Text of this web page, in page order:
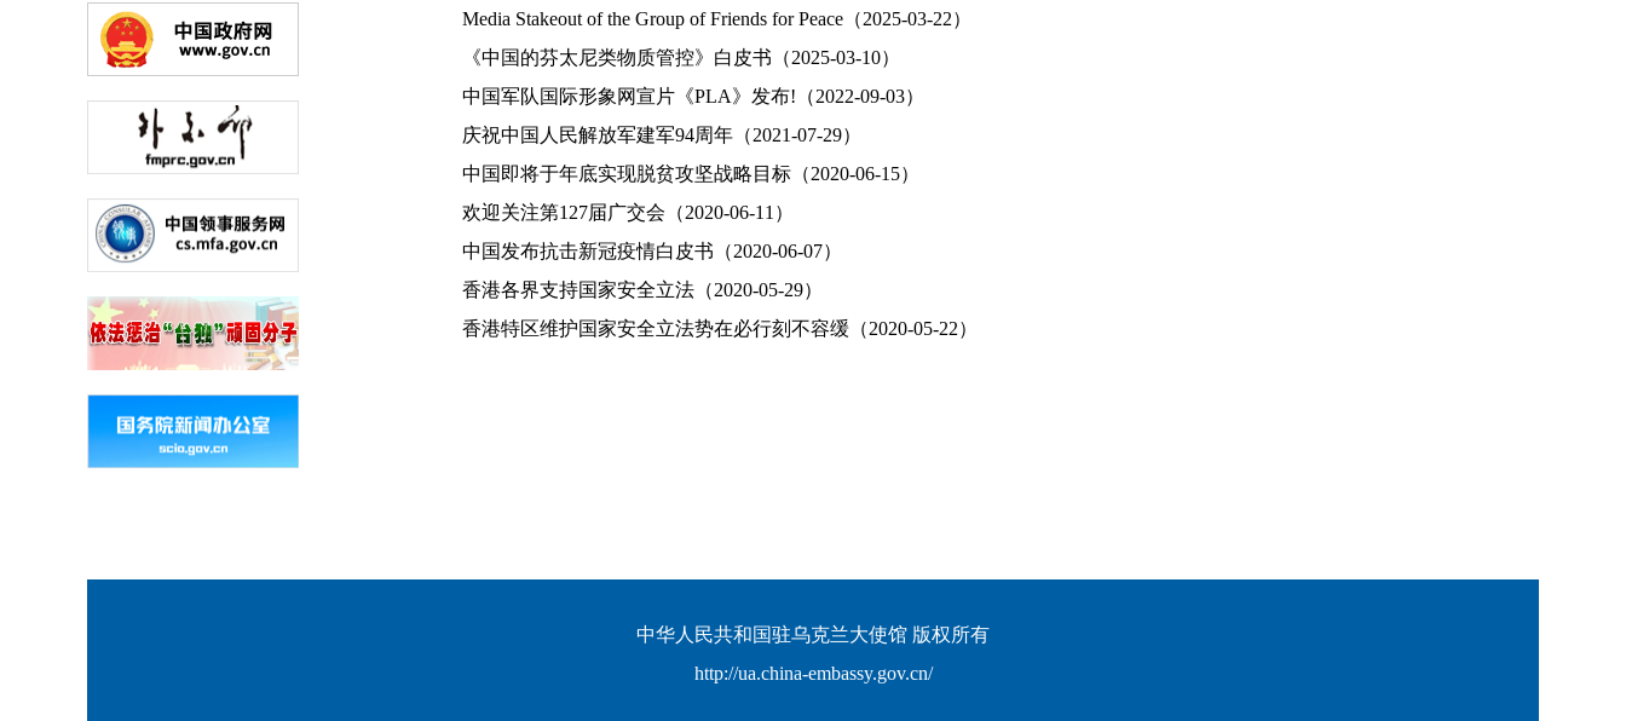
Media Stakeout of the Group of Friends for Peace（2025-03-22）
《中国的芬太尼类物质管控》白皮书（2025-03-10）
中国军队国际形象网宣片《PLA》发布!（2022-09-03）
庆祝中国人民解放军建军94周年（2021-07-29）
中国即将于年底实现脱贫攻坚战略目标（2020-06-15）
欢迎关注第127届广交会（2020-06-11）
中国发布抗击新冠疫情白皮书（2020-06-07）
香港各界支持国家安全立法（2020-05-29）
香港特区维护国家安全立法势在必行刻不容缓（2020-05-22）
中华人民共和国驻乌克兰大使馆 版权所有
http://ua.china-embassy.gov.cn/